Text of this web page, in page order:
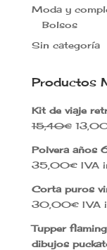
Moda y
Bolsos
Sin categoría
Productos
Kit de viaje
15,40€ El
era:
Polvera años
35,00€ IVA
Corta puros
30,00€ IVA
Tupper
dibujos